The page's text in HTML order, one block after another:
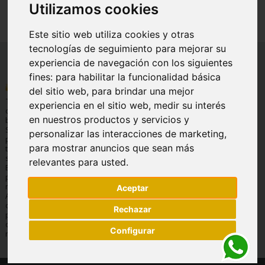
Utilizamos cookies
Este sitio web utiliza cookies y otras
tecnologías de seguimiento para mejorar su
experiencia de navegación con los siguientes
fines: para habilitar la funcionalidad básica
del sitio web, para brindar una mejor
experiencia en el sitio web, medir su interés
en nuestros productos y servicios y
personalizar las interacciones de marketing,
para mostrar anuncios que sean más
relevantes para usted.
Aceptar
Rechazar
Configurar
Tu tienda Online
de basculas y
balanzas.
Soluciones de
pesaje para
todos los
sectores.
Expertos en
pesaje, 30 años
nos avalan.
Amplio
catálogo de
productos,
consulta por
marcas.
INFORMACIÓN
Quienes
somos
Envíos y
devoluciones
Formas de
pago
Contáctanos
AYUDA
Preguntas
frecuentes
Servicio
técnico
Garantía
INFORMACIÓN
Condiciones
Aviso legal